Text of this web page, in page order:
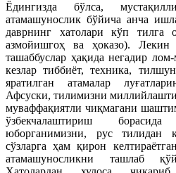
Ёдингизда бўлса,
атамашунослик бўйича анча
даврнинг хатолари кўп тилга
азмойишгоҳ ва ҳоказо).
ташаббуслар ҳақида негадир
кезлар тиббиёт, техника,
яратилган атамалар
Афсуски, тилимизни
муваффақиятли чиқмагани
ўзбекчалаштириш
юборганимизни, рус тилидан
сўзларга ҳам қирон
атамашуносликни ташлаб